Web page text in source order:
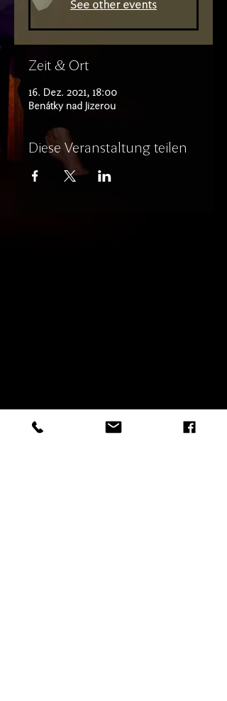
See other events
Zeit & Ort
16. Dez. 2021, 18:00
Benátky nad Jizerou
Diese Veranstaltung teilen